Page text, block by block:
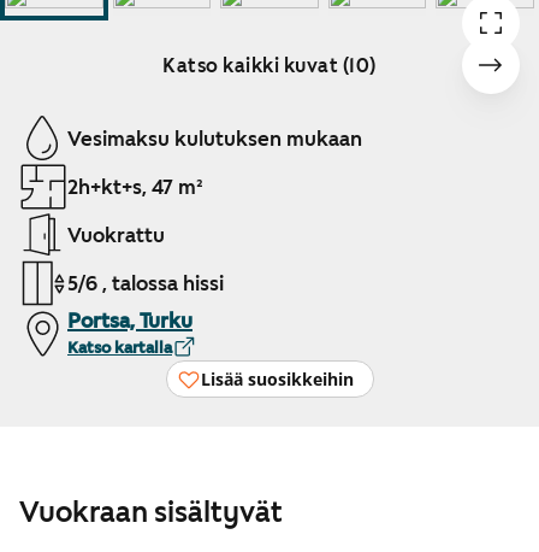
Katso kaikki kuvat (10)
Näytetään dia 1 / 10
Vesimaksu kulutuksen mukaan
2h+kt+s, 47 m²
Vuokrattu
5/6 , talossa hissi
Portsa, Turku
Katso kartalla
Lisää suosikkeihin
Vuokraan sisältyvät